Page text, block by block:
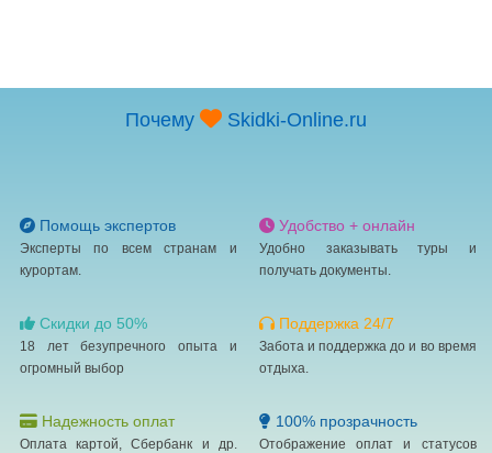
Почему Skidki-Online.ru
Помощь экспертов
Эксперты по всем странам и
курортам.
Удобство + онлайн
Удобно заказывать туры и
получать документы.
Скидки до 50%
18 лет безупречного опыта и
огромный выбор
Поддержка 24/7
Забота и поддержка до и во время
отдыха.
Надежность оплат
Оплата картой, Сбербанк и др.
100% прозрачность
Отображение оплат и статусов